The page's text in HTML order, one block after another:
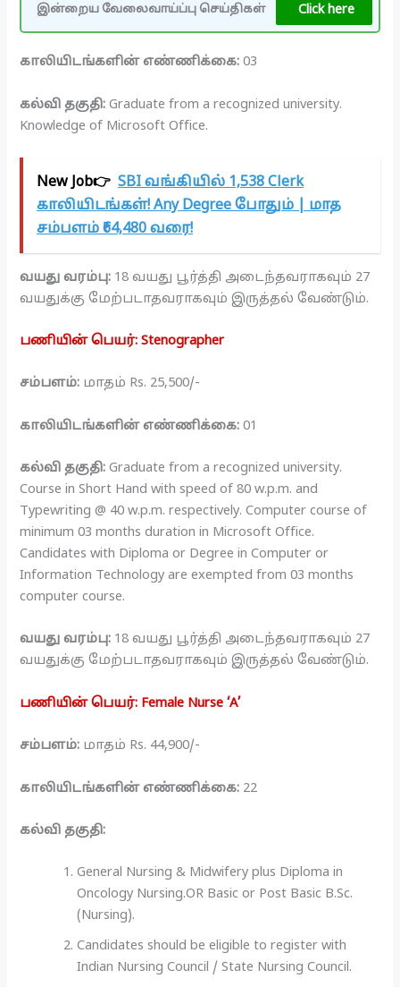
இன்றைய வேலைவாய்ப்பு செய்திகள் Click here
காலியிடங்களின் எண்ணிக்கை: 03
கல்வி தகுதி: Graduate from a recognized university.
Knowledge of Microsoft Office.
New Job👉 SBI வங்கியில் 1,538 Clerk
காலியிடங்கள்! Any Degree போதும் | மாத
சம்பளம் ₹64,480 வரை!
வயது வரம்பு: 18 வயது பூர்த்தி அடைந்தவராகவும் 27
வயதுக்கு மேற்படாதவராகவும் இருத்தல் வேண்டும்.
பணியின் பெயர்: Stenographer
சம்பளம்: மாதம் Rs. 25,500/-
காலியிடங்களின் எண்ணிக்கை: 01
கல்வி தகுதி: Graduate from a recognized university.
Course in Short Hand with speed of 80 w.p.m. and
Typewriting @ 40 w.p.m. respectively. Computer course of
minimum 03 months duration in Microsoft Office.
Candidates with Diploma or Degree in Computer or
Information Technology are exempted from 03 months
computer course.
வயது வரம்பு: 18 வயது பூர்த்தி அடைந்தவராகவும் 27
வயதுக்கு மேற்படாதவராகவும் இருத்தல் வேண்டும்.
பணியின் பெயர்: Female Nurse ‘A’
சம்பளம்: மாதம் Rs. 44,900/-
காலியிடங்களின் எண்ணிக்கை: 22
கல்வி தகுதி:
General Nursing & Midwifery plus Diploma in
Oncology Nursing.OR Basic or Post Basic B.Sc.
(Nursing).
Candidates should be eligible to register with
Indian Nursing Council / State Nursing Council.